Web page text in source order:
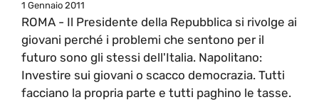
1 Gennaio 2011
ROMA - Il Presidente della Repubblica si rivolge ai
giovani perché i problemi che sentono per il
futuro sono gli stessi dell'Italia. Napolitano:
Investire sui giovani o scacco democrazia. Tutti
facciano la propria parte e tutti paghino le tasse.